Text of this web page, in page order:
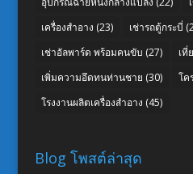
เครื่องสำอาง (23) เช่ารถตู้กระบี่
เช่าอัลพาร์ด พร้อมคนขับ (27) เที่
เพิ่มความอึดทนท่านชาย (30) โค
โรงงานผลิตเครื่องสำอาง (45)
Blog โพสต์ล่าสุด